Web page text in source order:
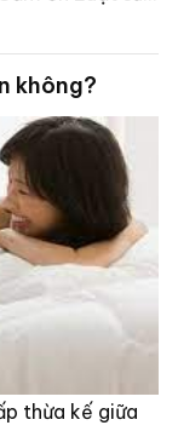
không?
thừa kế giữa